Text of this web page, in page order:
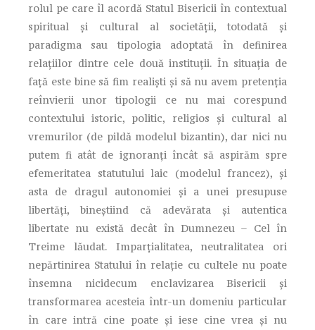
rolul pe care îl acordă Statul Bisericii în contextual
spiritual şi cultural al societăţii, totodată şi
paradigma sau tipologia adoptată în definirea
relaţiilor dintre cele două instituţii. În situaţia de
faţă este bine să fim realişti şi să nu avem pretenţia
reînvierii unor tipologii ce nu mai corespund
contextului istoric, politic, religios şi cultural al
vremurilor (de pildă modelul bizantin), dar nici nu
putem fi atât de ignoranţi încât să aspirăm spre
efemeritatea statutului laic (modelul francez), şi
asta de dragul autonomiei şi a unei presupuse
libertăţi, bineştiind că adevărata şi autentica
libertate nu există decât în Dumnezeu – Cel în
Treime lăudat. Imparţialitatea, neutralitatea ori
nepărtinirea Statului în relaţie cu cultele nu poate
însemna nicidecum enclavizarea Bisericii şi
transformarea acesteia într-un domeniu particular
în care intră cine poate şi iese cine vrea şi nu